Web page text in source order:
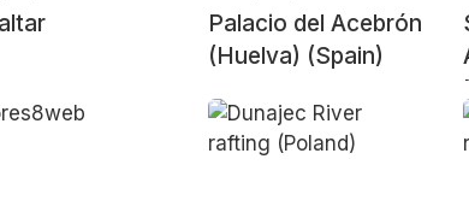
Palacio del Acebrón
(Huelva) (Spain)